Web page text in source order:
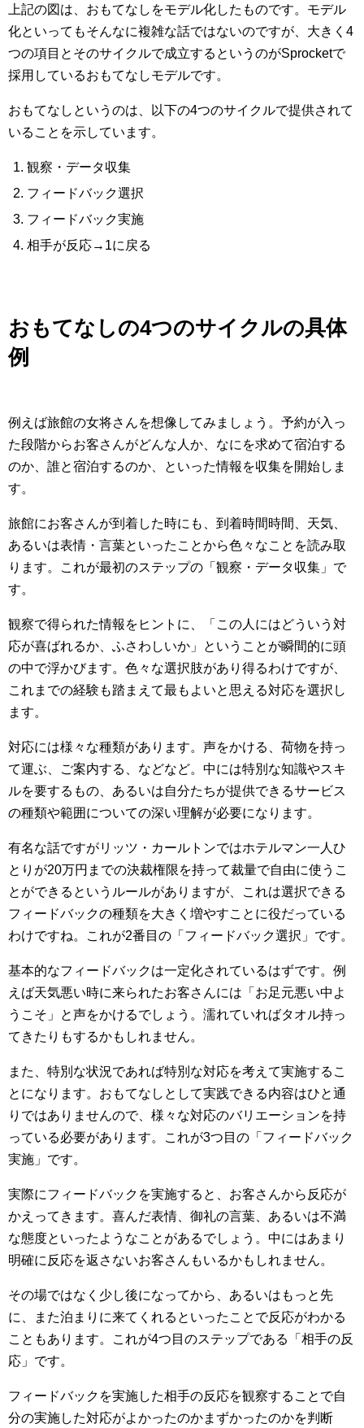
上記の図は、おもてなしをモデル化したものです。モデル
化といってもそんなに複雑な話ではないのですが、大きく4
つの項目とそのサイクルで成立するというのがSprocketで
採用しているおもてなしモデルです。
おもてなしというのは、以下の4つのサイクルで提供されて
いることを示しています。
観察・データ収集
フィードバック選択
フィードバック実施
相手が反応→1に戻る
おもてなしの4つのサイクルの具体
例
例えば旅館の女将さんを想像してみましょう。予約が入っ
た段階からお客さんがどんな人か、なにを求めて宿泊する
のか、誰と宿泊するのか、といった情報を収集を開始しま
す。
旅館にお客さんが到着した時にも、到着時間時間、天気、
あるいは表情・言葉といったことから色々なことを読み取
ります。これが最初のステップの「観察・データ収集」で
す。
観察で得られた情報をヒントに、「この人にはどういう対
応が喜ばれるか、ふさわしいか」ということが瞬間的に頭
の中で浮かびます。色々な選択肢があり得るわけですが、
これまでの経験も踏まえて最もよいと思える対応を選択し
ます。
対応には様々な種類があります。声をかける、荷物を持っ
て運ぶ、ご案内する、などなど。中には特別な知識やスキ
ルを要するもの、あるいは自分たちが提供できるサービス
の種類や範囲についての深い理解が必要になります。
有名な話ですがリッツ・カールトンではホテルマン一人ひ
とりが20万円までの決裁権限を持って裁量で自由に使うこ
とができるというルールがありますが、これは選択できる
フィードバックの種類を大きく増やすことに役だっている
わけですね。これが2番目の「フィードバック選択」です。
基本的なフィードバックは一定化されているはずです。例
えば天気悪い時に来られたお客さんには「お足元悪い中よ
うこそ」と声をかけるでしょう。濡れていればタオル持っ
てきたりもするかもしれません。
また、特別な状況であれば特別な対応を考えて実施するこ
とになります。おもてなしとして実践できる内容はひと通
りではありませんので、様々な対応のバリエーションを持
っている必要があります。これが3つ目の「フィードバック
実施」です。
実際にフィードバックを実施すると、お客さんから反応が
かえってきます。喜んだ表情、御礼の言葉、あるいは不満
な態度といったようなことがあるでしょう。中にはあまり
明確に反応を返さないお客さんもいるかもしれません。
その場ではなく少し後になってから、あるいはもっと先
に、また泊まりに来てくれるといったことで反応がわかる
こともあります。これが4つ目のステップである「相手の反
応」です。
フィードバックを実施した相手の反応を観察することで自
分の実施した対応がよかったのかまずかったのかを判断